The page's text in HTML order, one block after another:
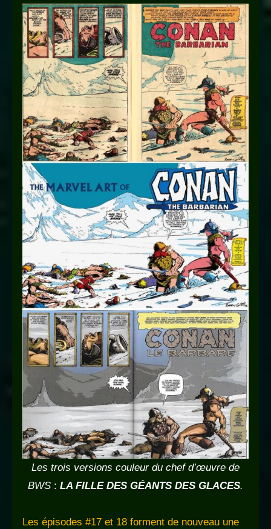
Les trois versions couleur du chef d’œuvre de
BWS : LA FILLE DES GÉANTS DES GLACES.
Les épisodes #17 et 18 forment de nouveau une